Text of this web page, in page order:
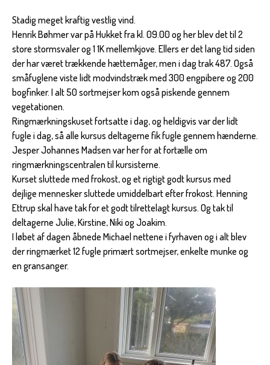
Stadig meget kraftig vestlig vind.
Henrik Bøhmer var på Hukket fra kl. 09.00 og her blev det til 2
store stormsvaler og 1 1K mellemkjove. Ellers er det lang tid siden
der har været trækkende hættemåger, men i dag trak 487. Også
småfuglene viste lidt modvindstræk med 300 engpibere og 200
bogfinker. I alt 50 sortmejser kom også piskende gennem
vegetationen.
Ringmærkningskuset fortsatte i dag, og heldigvis var der lidt
fugle i dag, så alle kursus deltagerne fik fugle gennem hænderne.
Jesper Johannes Madsen var her for at fortælle om
ringmærkningscentralen til kursisterne.
Kurset sluttede med frokost, og et rigtigt godt kursus med
dejlige mennesker sluttede umiddelbart efter frokost. Henning
Ettrup skal have tak for et godt tilrettelagt kursus. Og tak til
deltagerne Julie, Kirstine, Niki og Joakim.
I løbet af dagen åbnede Michael nettene i fyrhaven og i alt blev
der ringmærket 12 fugle primært sortmejser, enkelte munke og
en gransanger.